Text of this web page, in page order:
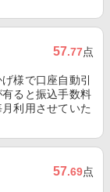
57.77点
様で口座自動引
ると振込手数料
利用させていた
57.69点